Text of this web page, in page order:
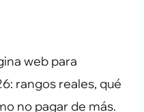
web para
rangos reales, qué
no pagar de más.